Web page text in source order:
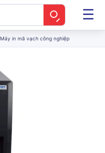
Máy in mã vạch công nghiệp